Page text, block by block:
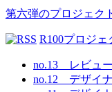
第六弾のプロジェク
R100プロジェ
no.13 レビュー
no.12 デザイ